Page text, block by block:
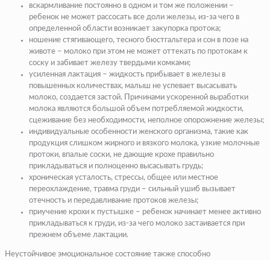
вскармливание постоянно в одном и том же положении –
ребенок не может рассосать все доли железы, из-за чего в
определенной области возникает закупорка протока;
ношение стягивающего, тесного бюстгальтера и сон в позе на
животе – молоко при этом не может оттекать по протокам к
соску и забивает железу твердыми комками;
усиленная лактация – жидкость прибывает в железы в
повышенных количествах, малыш не успевает высасывать
молоко, создается застой. Причинами ускоренной выработки
молока являются большой объем потребляемой жидкости,
сцеживание без необходимости, неполное опорожнение железы;
индивидуальные особенности женского организма, такие как
продукция слишком жирного и вязкого молока, узкие молочные
протоки, впалые соски, не дающие крохе правильно
прикладываться и полноценно высасывать грудь;
хроническая усталость, стрессы, общее или местное
переохлаждение, травма груди – сильный ушиб вызывает
отечность и передавливание протоков железы;
приучение крохи к пустышке – ребенок начинает менее активно
прикладываться к груди, из-за чего молоко застаивается при
прежнем объеме лактации.
Неустойчивое эмоциональное состояние также способно